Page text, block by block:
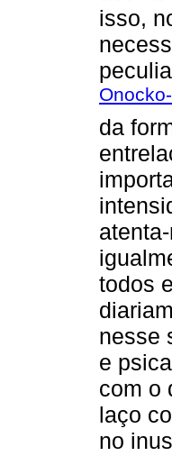
isso,
da
todos
nesse
e
com o
laço
no